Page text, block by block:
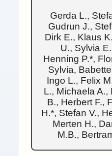
Gerda L.,
Gudrun J.,
Dirk E., Klaus
U., Sylvia
Henning P.*,
Sylvia,
Ingo L., Felix
L., Michaela A.,
B., Herbert F.,
H.*, Stefan V.,
Merten H.,
M.B.,